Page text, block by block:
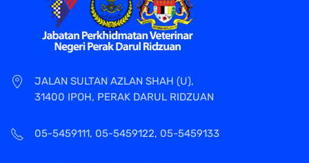
JALAN SULTAN AZLAN SHAH (U),
31400 IPOH, PERAK DARUL RIDZUAN
05-5459111, 05-5459122, 05-5459133